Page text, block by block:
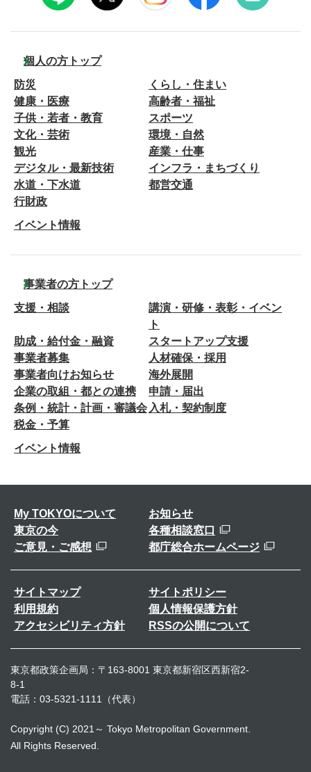
個人の方トップ
防災
くらし・住まい
健康・医療
高齢者・福祉
子供・若者・教育
スポーツ
文化・芸術
環境・自然
観光
産業・仕事
デジタル・最新技術
インフラ・まちづくり
水道・下水道
都営交通
行財政
イベント情報
事業者の方トップ
支援・相談
講演・研修・表彰・イベン
ト
助成・給付金・融資
スタートアップ支援
事業者募集
人材確保・採用
事業者向けお知らせ
海外展開
企業の取組・都との連携
申請・届出
条例・統計・計画・審議会 入札・契約制度
税金・予算
イベント情報
My TOKYOについて
お知らせ
東京の今
各種相談窓口
ご意見・ご感想
都庁総合ホームページ
サイトマップ
サイトポリシー
利用規約
個人情報保護方針
アクセシビリティ方針
RSSの公開について
東京都政策企画局：〒163-8001 東京都新宿区西新宿2-
8-1
電話：03-5321-1111（代表）
Copyright (C) 2021～ Tokyo Metropolitan Government.
All Rights Reserved.